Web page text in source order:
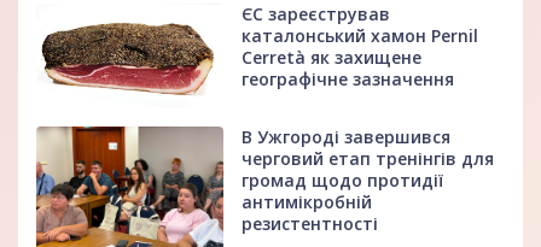
ЄС зареєстрував
каталонський хамон Pernil
Cerretà як захищене
географічне зазначення
В Ужгороді завершився
черговий етап тренінгів для
громад щодо протидії
антимікробній
резистентності